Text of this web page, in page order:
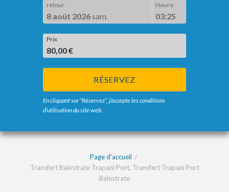
retour
8 août 2026sam.
Heure
03:25
Prix
80,00 €
RÉSERVEZ
En cliquant sur “Réservez”, j’accepte les conditions
d’utilisation du site web.
Page d’accueil
Transfert Balestrate Trapani Port, Transfert Trapani Port
Balestrate